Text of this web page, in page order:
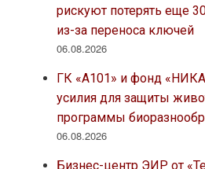
рискуют потерять еще
из-за переноса ключей
06.08.2026
ГК «А101» и фонд
усилия для защиты
программы
06.08.2026
Бизнес-центр ЭИР от